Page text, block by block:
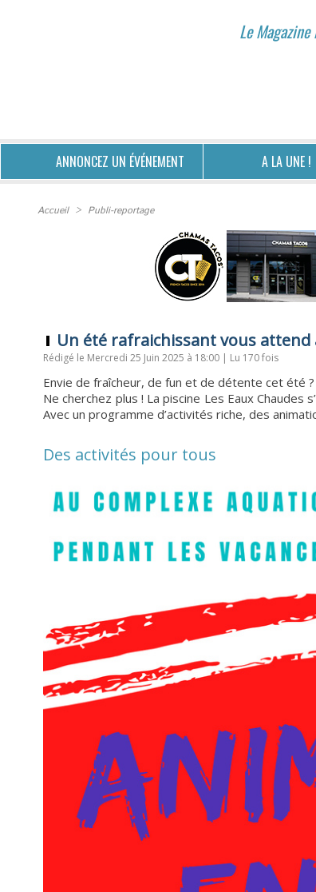
Le
ANNONCEZ UN ÉVÉNEMENT A LA UNE !
Accueil > Publi-reportage
Un été rafraichissant vous attend
Rédigé le Mercredi 25 Juin 2025 à 18:00 | Lu 170 fois
Envie de fraîcheur, de fun et de détente cet été ?
Ne cherchez plus ! La piscine Les Eaux
Avec un programme d’activités riche, des
Des activités pour tous